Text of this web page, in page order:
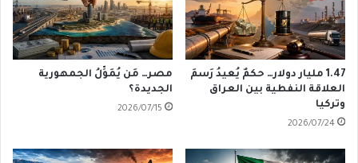
1.47 مليار دولار… حكمٌ يُعيدُ رَسمَ
العلاقة النفطية بين العراق
وتركيا
2026/07/24
مصر… مَن يُمَوِّلُ الجمهورية
الجديدة؟
2026/07/15